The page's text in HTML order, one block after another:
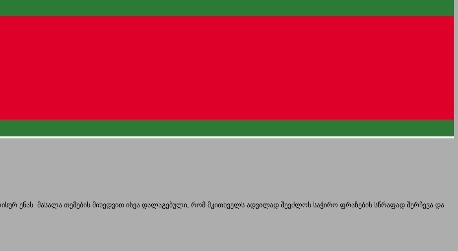
ენას. მასალა თემების მიხედვით ისეა დალაგებული, რომ მკითხველს ადვილად შეეძლოს საჭირო ფრაზების სწრაფად შერჩევა და